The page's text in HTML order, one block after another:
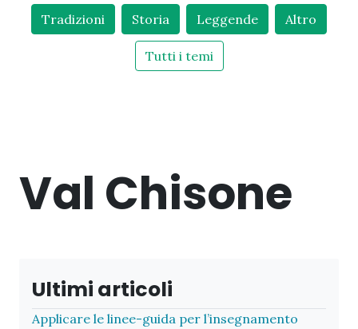
Tradizioni Storia Leggende Altro
Tutti i temi
Val Chisone
Ultimi articoli
Applicare le linee-guida per l’insegnamento